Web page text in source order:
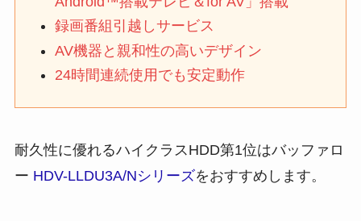
録画番組引越しサービス
AV機器と親和性の高いデザイン
24時間連続使用でも安定動作
耐久性に優れるハイクラスHDD第1位はバッファロ
ー HDV-LLDU3A/Nシリーズをおすすめします。